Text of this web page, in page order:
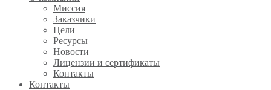
Миссия
Заказчики
Цели
Ресурсы
Новости
Лицензии и сертификаты
Контакты
Контакты